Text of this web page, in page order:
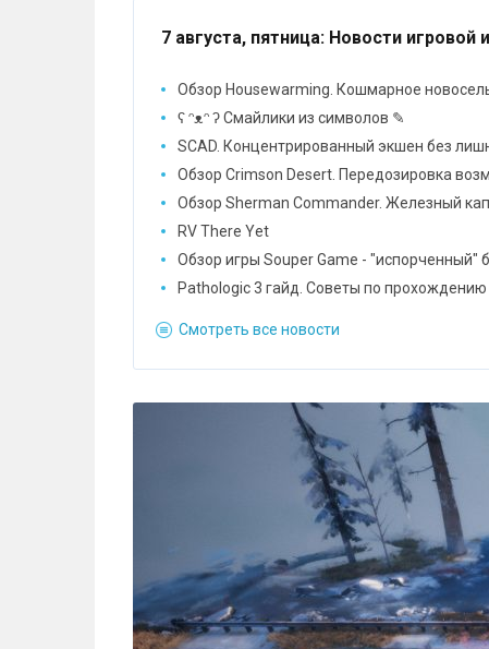
7 августа, пятница: Новости игровой
Обзор Housewarming. Кошмарное
ʕ ᵔᴥᵔ ʔ Смайлики из символов ✎
SCAD. Концентрированный экшен без
Обзор Crimson Desert. Передозировка
Обзор Sherman Commander. Железный
RV There Yet
Обзор игры Souper Game - "испорченный"
Pathologic 3 гайд. Советы по прохождению
Смотреть все новости